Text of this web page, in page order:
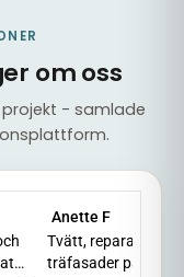
om oss
- samlade